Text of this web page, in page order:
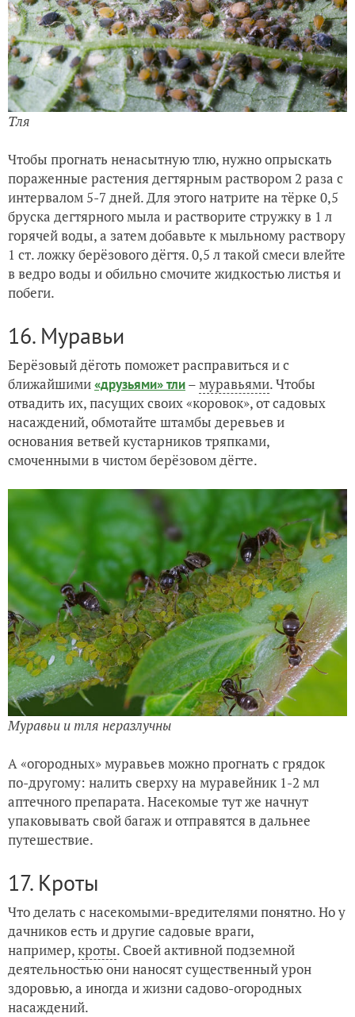
Тля
Чтобы прогнать ненасытную тлю, нужно опрыскать
пораженные растения дегтярным раствором 2 раза с
интервалом 5-7 дней. Для этого натрите на тёрке 0,5
бруска дегтярного мыла и растворите стружку в 1 л
горячей воды, а затем добавьте к мыльному раствору
1 ст. ложку берёзового дёгтя. 0,5 л такой смеси влейте
в ведро воды и обильно смочите жидкостью листья и
побеги.
16. Муравьи
Берёзовый дёготь поможет расправиться и с
ближайшими«друзьями» тли–муравьями. Чтобы
отвадить их, пасущих своих «коровок», от садовых
насаждений, обмотайте штамбы деревьев и
основания ветвей кустарников тряпками,
смоченными в чистом берёзовом дёгте.
Муравьи и тля неразлучны
А «огородных» муравьев можно прогнать с грядок
по-другому: налить сверху на муравейник 1-2 мл
аптечного препарата. Насекомые тут же начнут
упаковывать свой багаж и отправятся в дальнее
путешествие.
17. Кроты
Что делать с насекомыми-вредителями понятно. Но у
дачников есть и другие садовые враги,
например,кроты. Своей активной подземной
деятельностью они наносят существенный урон
здоровью, а иногда и жизни садово-огородных
насаждений.